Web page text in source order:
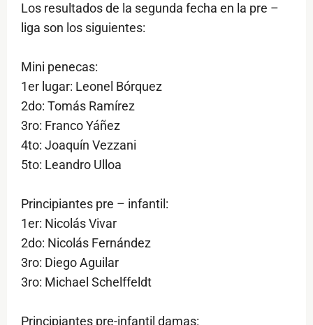
Los resultados de la segunda fecha en la pre –
liga son los siguientes:
Mini penecas:
1er lugar: Leonel Bórquez
2do: Tomás Ramírez
3ro: Franco Yáñez
4to: Joaquín Vezzani
5to: Leandro Ulloa
Principiantes pre – infantil:
1er: Nicolás Vivar
2do: Nicolás Fernández
3ro: Diego Aguilar
3ro: Michael Schelffeldt
Principiantes pre-infantil damas: